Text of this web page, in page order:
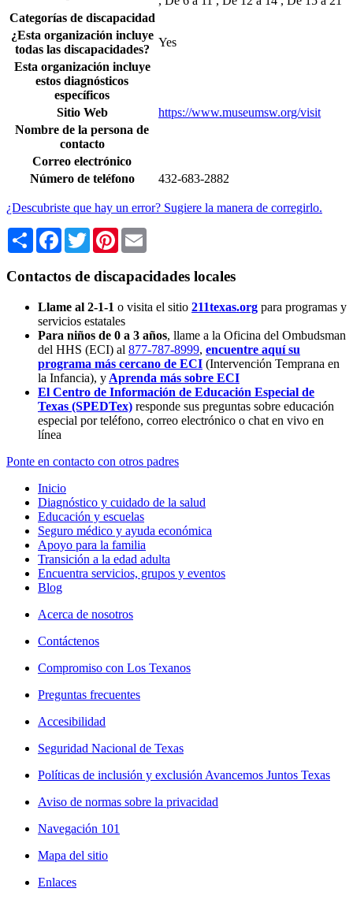
Categorías de discapacidad
¿Esta organización incluye
todas las discapacidades?
Yes
Esta organización incluye
estos diagnósticos
específicos
Sitio Web
https://www.museumsw.org/visit
Nombre de la persona de
contacto
Correo electrónico
Número de teléfono
432-683-2882
¿Descubriste que hay un error? Sugiere la manera de corregirlo.
Share Facebook
TwitterPinterest
Contactos de discapacidades locales
Llame al 2-1-1 o visita el sitio 211texas.org para programas y
servicios estatales
Para niños de 0 a 3 años, llame a la Oficina del Ombudsman
del HHS (ECI) al 877-787-8999, encuentre aquí su
programa más cercano de ECI (Intervención Temprana en
la Infancia), y Aprenda más sobre ECI
El Centro de Información de Educación Especial de
Texas (SPEDTex) responde sus preguntas sobre educación
especial por teléfono, correo electrónico o chat en vivo en
línea
Ponte en contacto con otros padres
Inicio
Diagnóstico y cuidado de la salud
Educación y escuelas
Seguro médico y ayuda económica
Apoyo para la familia
Transición a la edad adulta
Encuentra servicios, grupos y eventos
Blog
Acerca de nosotros
Contáctenos
Compromiso con Los Texanos
Preguntas frecuentes
Accesibilidad
Seguridad Nacional de Texas
Políticas de inclusión y exclusión Avancemos Juntos Texas
Aviso de normas sobre la privacidad
Navegación 101
Mapa del sitio
Enlaces